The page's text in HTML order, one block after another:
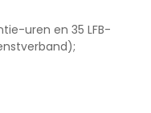
uren en 35 LFB-